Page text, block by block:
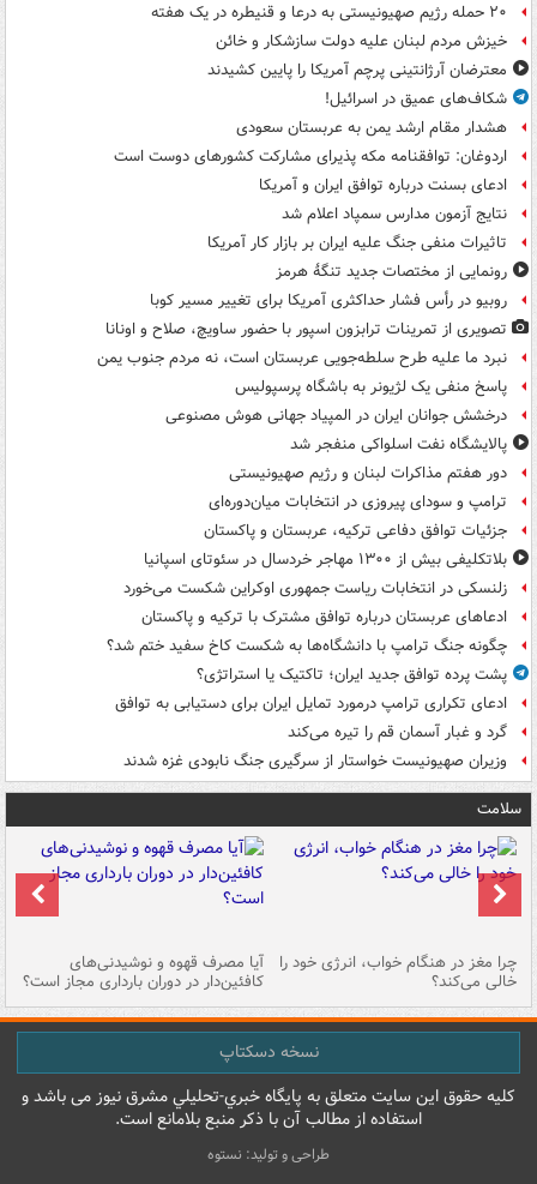
۲۰ حمله رژیم صهیونیستی به درعا و قنیطره در یک هفته
خیزش مردم لبنان علیه دولت سازشکار و خائن
معترضان آرژانتینی پرچم آمریکا را پایین کشیدند
شکاف‌های عمیق در اسرائیل!
هشدار مقام ارشد یمن به عربستان سعودی
اردوغان: توافقنامه مکه پذیرای مشارکت کشورهای دوست است
ادعای بسنت درباره توافق ایران و آمریکا
نتایج آزمون مدارس سمپاد اعلام شد
تاثیرات منفی جنگ علیه ایران بر بازار کار آمریکا
رونمایی از مختصات جدید تنگۀ هرمز
روبیو در رأس فشار حداکثری آمریکا برای تغییر مسیر کوبا
تصویری از تمرینات ترابزون اسپور با حضور ساویچ، صلاح و اونانا
نبرد ما علیه طرح سلطه‌جویی عربستان است، نه مردم جنوب یمن
پاسخ منفی یک لژیونر به باشگاه پرسپولیس
درخشش جوانان ایران در المپیاد جهانی هوش مصنوعی
پالایشگاه نفت اسلواکی منفجر شد
دور هفتم مذاکرات لبنان و رژیم صهیونیستی
ترامپ و سودای پیروزی در انتخابات میان‌دوره‌ای
جزئیات توافق دفاعی ترکیه، عربستان و پاکستان
بلاتکلیفی بیش از ۱۳۰۰ مهاجر خردسال در سئوتای اسپانیا
زلنسکی در انتخابات ریاست جمهوری اوکراین شکست می‌خورد
ادعاهای عربستان درباره توافق مشترک با ترکیه و پاکستان
چگونه جنگ ترامپ با دانشگاه‌ها به شکست کاخ سفید ختم شد؟
پشت پرده توافق جدید ایران؛ تاکتیک یا استراتژی؟
ادعای تکراری ترامپ درمورد تمایل ایران برای دستیابی به توافق
گرد و غبار آسمان قم را تیره می‌کند
وزیران صهیونیست خواستار از سرگیری جنگ نابودی غزه شدند
سلامت
چرا مغز در هنگام خواب، انرژی خود را
خالی می‌کند؟
آیا مصرف قهوه و نوشیدنی‌های
کافئین‌دار در دوران بارداری مجاز است؟
نسخه دسکتاپ
کليه حقوق اين سايت متعلق به پایگاه خبري-تحليلي مشرق نيوز می باشد و
استفاده از مطالب آن با ذکر منبع بلامانع است.
طراحی و تولید: نستوه